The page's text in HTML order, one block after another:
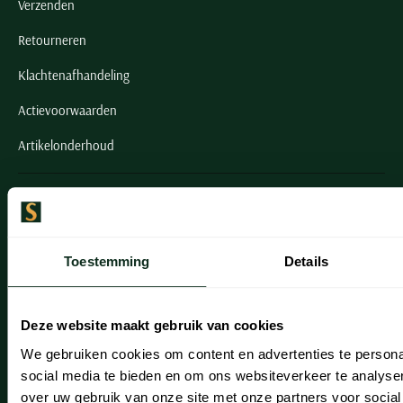
Toestemming Details
Deze website maakt gebruik van cookies
We gebruiken cookies om content en advertenties te
social media te bieden en om ons websiteverkeer te
over uw gebruik van onze site met onze partners voor
Verzenden
Retourneren
Klachtenafhandeling
Actievoorwaarden
Artikelonderhoud
Heemstede
Lisse